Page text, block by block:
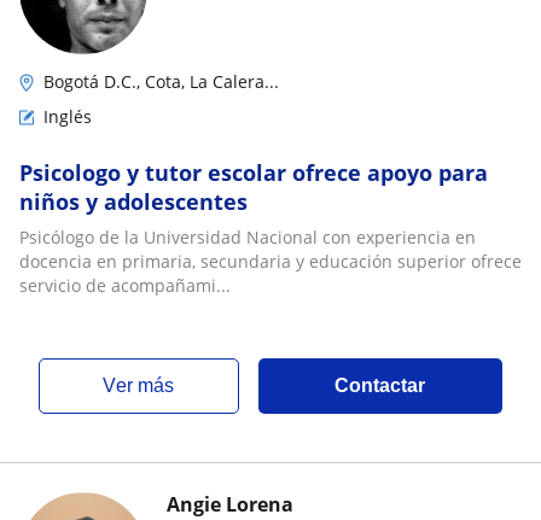
Bogotá D.C., Cota, La Calera...
Inglés
Psicologo y tutor escolar ofrece apoyo para
niños y adolescentes
Psicólogo de la Universidad Nacional con experiencia en
docencia en primaria, secundaria y educación superior ofrece
servicio de acompañami...
ver más Contactar
Angie Lorena